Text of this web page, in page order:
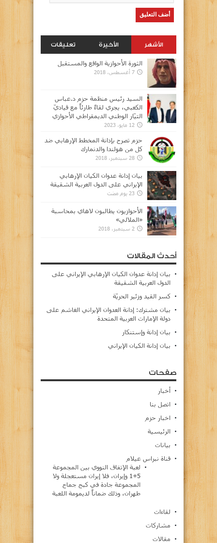
الأشهر الأخيرة تعليقات
الثورة الأحوازية الواقع والمستقبل
7 أغسطس، 2018
السيد رئيس منظمة حزم د.عباس
الكعبي، يجري لقاءً طارئاً مع قياديّ
التيّار الوطني الديمقراطي الأحوازي
12 مايو، 2023
حزم تصرح بإدانة المخطط الإرهابي ضد
كل من هولندا والدنمارك
28 سبتمبر، 2018
بيان إدانة عدوان الكيان الإرهابي
الإيراني على الدول العربية الشقيقة
23 يوم مضت
الأحوازيون يطالبون لاهاي بمحاسبة
«الملالي»
2 سبتمبر، 2018
أحدث المقالات
بيان إدانة عدوان الكيان الإرهابي الإيراني على
الدول العربية الشقيقة
كسر القيد وزئير الحريّة
بيان مشترك: إدانة العدوان الإيراني الغاشم على
دولة الإمارات العربية المتحدة
بيان إدانة وإستنكار
بيان إدانة الكيان الإيراني
صفحات
أخبار
اتصل بنا
اخبار حزم
الرئيسية
بيانات
قناة نبراس عيلام
لعبة الإتفاق النووي بين المجموعة
5+1 وإيران، فلا إيران مستعجلة ولا
المجموعة جادة في كبح جماح
طهران، وذلك ضماناً لديمومة اللعبة
لقاءات
مشاركات
مقالات